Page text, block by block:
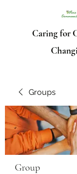
Caring for
Groups
Group